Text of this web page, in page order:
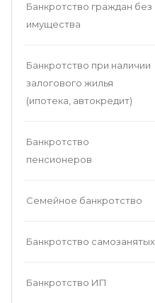
Банкротство граждан без
имущества
Банкротство при наличии
залогового жилья
(ипотека, автокредит)
Банкротство
пенсионеров
Семейное банкротство
Банкротство самозанятых
Банкротство ИП